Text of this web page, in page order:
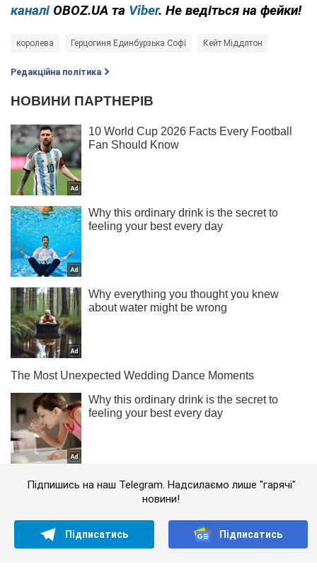
каналі OBOZ.UA та Viber. Не ведіться на фейки!
королева Герцогиня Единбурзька Софі Кейт Міддлтон
Редакційна політика
Підпишись на наш Telegram. Надсилаємо лише "гарячі"
новини!
Підписатись Підписатись